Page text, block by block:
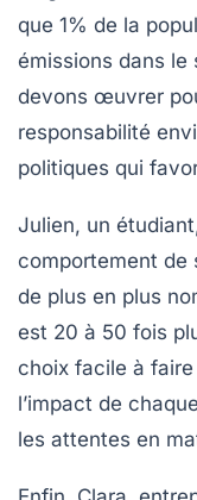
que 1% de la
émissions dans le
devons œuvrer
responsabilité
politiques qui
Julien, un
comportement de
de plus en plus
est 20 à 50 fois
choix facile à faire
l’impact de
les attentes en